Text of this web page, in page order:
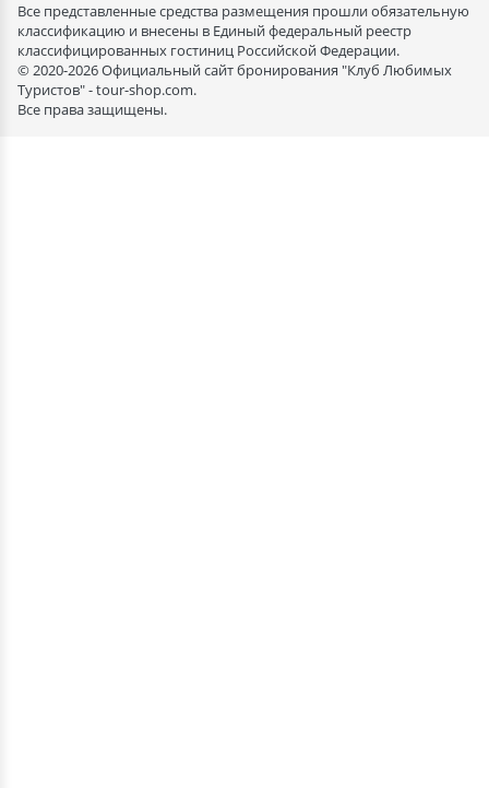
Все представленные средства размещения прошли обязательную
классификацию и внесены в Единый федеральный реестр
классифицированных гостиниц Российской Федерации.
© 2020-2026 Официальный сайт бронирования "Клуб Любимых
Туристов" - tour-shop.com.
Все права защищены.